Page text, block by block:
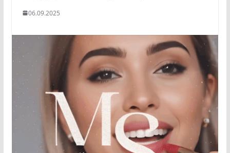
06.09.2025